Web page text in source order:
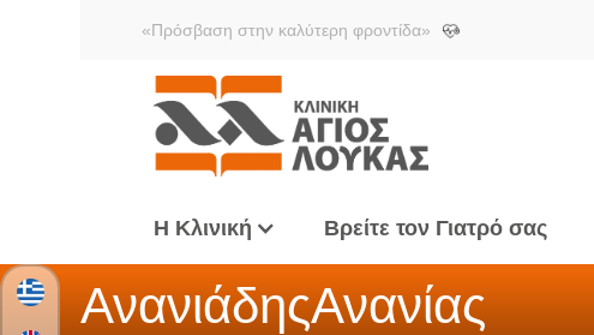
«Πρόσβαση στην καλύτερη φροντίδα»
Η Κλινική Βρείτε τον Γιατρό σας
ΑνανιάδηςΑνανίας